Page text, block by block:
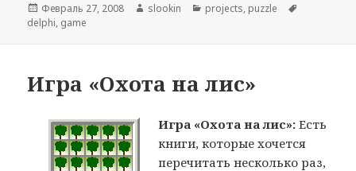
Опубликовано
Февраль 27, 2008 Автор
slookin Рубрики
projects, puzzle
delphi, game
Игра «Охота на лис»
Игра «Охота на лис»:Есть
книги, которые хочется
перечитать несколько раз,